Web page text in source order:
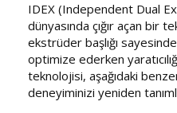
IDEX (Independent Dual
dünyasında çığır açan bir
ekstrüder başlığı
optimize ederken
teknolojisi, aşağıdaki
deneyiminizi yeniden